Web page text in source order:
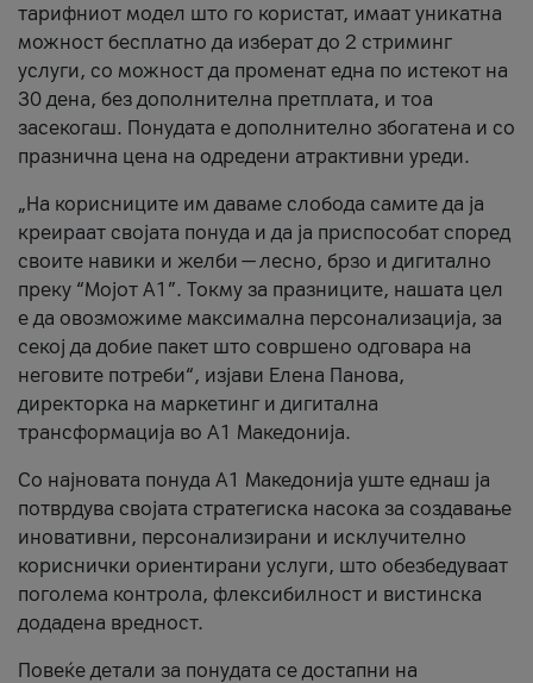
тарифниот модел што го користат, имаат уникатна
можност бесплатно да изберат до 2 стриминг
услуги, со можност да променат една по истекот на
30 дена, без дополнителна претплата, и тоа
засекогаш. Понудата е дополнително збогатена и со
празнична цена на одредени атрактивни уреди.
„На корисниците им даваме слобода самите да ја
креираат својата понуда и да ја приспособат според
своите навики и желби — лесно, брзо и дигитално
преку “Мојот А1”. Токму за празниците, нашата цел
е да овозможиме максимална персонализација, за
секој да добие пакет што совршено одговара на
неговите потреби“, изјави Елена Панова,
директорка на маркетинг и дигитална
трансформација во А1 Македонија.
Со најновата понуда А1 Македонија уште еднаш ја
потврдува својата стратегиска насока за создавање
иновативни, персонализирани и исклучително
кориснички ориентирани услуги, што обезбедуваат
поголема контрола, флексибилност и вистинска
додадена вредност.
Повеќе детали за понудата се достапни на